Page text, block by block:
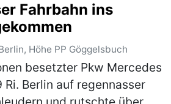
Fahrbahn ins
Höhe PP Göggelsbuch
besetzter Pkw Mercedes
Berlin auf regennasser